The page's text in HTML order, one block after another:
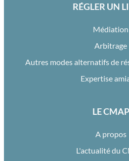
RÉGLER UN
Médiation
Arbitrage
Autres modes alternatifs de
Expertise
LE CMAP
A propos
L'actualité du